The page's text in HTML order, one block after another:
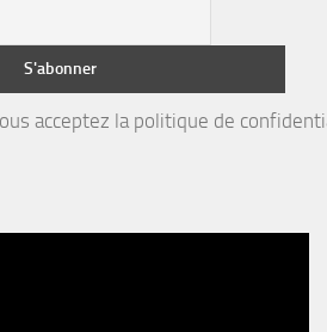
acceptez la politique de